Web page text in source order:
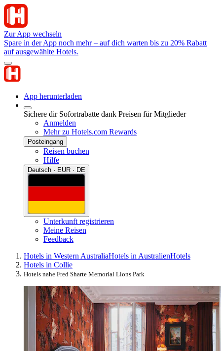
Zur App wechseln
Spare in der App noch mehr – auf dich warten bis zu 20% Rabatt
auf ausgewählte Hotels.
App herunterladen
Sichere dir Sofortrabatte dank Preisen für Mitglieder
Anmelden
Mehr zu Hotels.com Rewards
Posteingang
Reisen buchen
Hilfe
Deutsch · EUR · DE
Unterkunft registrieren
Meine Reisen
Feedback
Hotels in Western AustraliaHotels in AustralienHotels
Hotels in Collie
Hotels nahe Fred Sharte Memorial Lions Park